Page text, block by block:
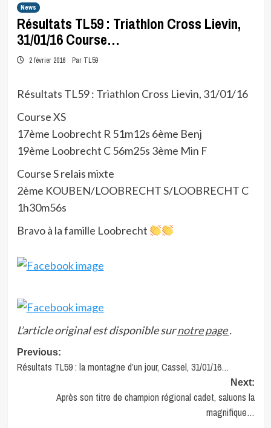
News
Résultats TL59 : Triathlon Cross Lievin,
31/01/16 Course…
2 février 2016 Par TL59
Résultats TL59 : Triathlon Cross Lievin, 31/01/16
Course XS
17ème Loobrecht R 51m12s 6ème Benj
19ème Loobrecht C 56m25s 3ème Min F
Course S relais mixte
2ème KOUBEN/LOOBRECHT S/LOOBRECHT C
1h30m56s
Bravo à la famille Loobrecht
L’article original est disponible surnotre page.
Post
navigation
Previous:
Résultats TL59 : la montagne d’un jour, Cassel, 31/01/16…
Next:
Après son titre de champion régional cadet, saluons la
magnifique…